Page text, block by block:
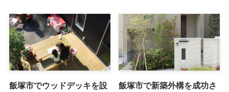
飯塚市でウッドデッキを設
飯塚市で新築外構を成功さ